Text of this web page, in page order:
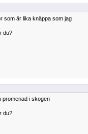
som är lika knäppa som jag
du?
promenad i skogen
du?